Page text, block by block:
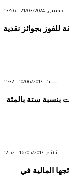
خميس, 21/03/2024 - 13:56
للفوز بجوائز نقدية
سبت, 10/06/2017 - 11:32
بنسبة ستة بالمئة
ثلاثاء, 16/05/2017 - 12:52
المالية في